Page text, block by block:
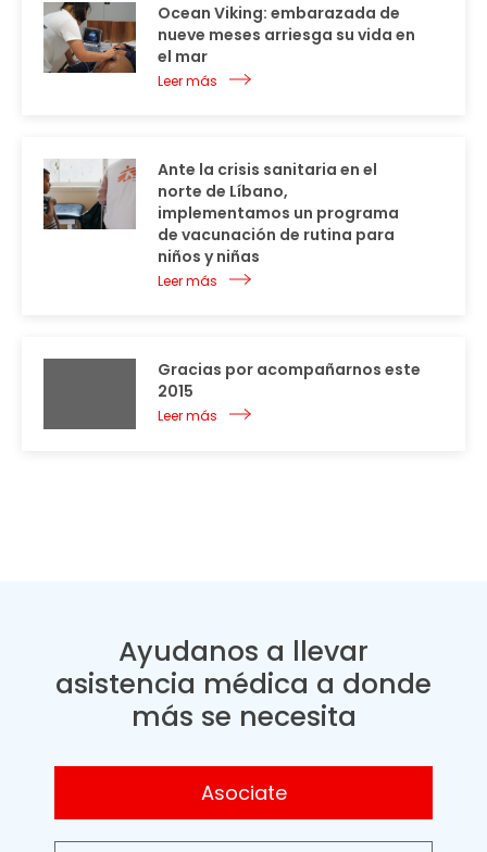
Ocean Viking: embarazada de
nueve meses arriesga su vida en
el mar
Leer más
Ante la crisis sanitaria en el
norte de Líbano,
implementamos un programa
de vacunación de rutina para
niños y niñas
Leer más
Gracias por acompañarnos este
2015
Leer más
Ayudanos a llevar
asistencia médica a donde
más se necesita
Asociate